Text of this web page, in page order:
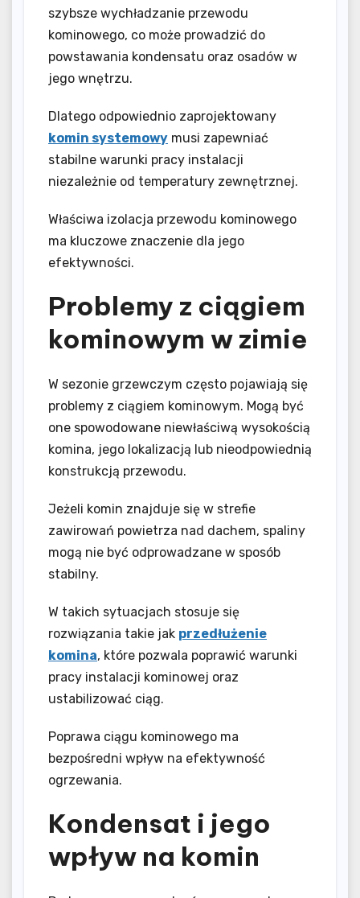
szybsze wychładzanie przewodu
kominowego, co może prowadzić do
powstawania kondensatu oraz osadów w
jego wnętrzu.
Dlatego odpowiednio zaprojektowany
komin systemowy musi zapewniać
stabilne warunki pracy instalacji
niezależnie od temperatury zewnętrznej.
Właściwa izolacja przewodu kominowego
ma kluczowe znaczenie dla jego
efektywności.
Problemy z ciągiem
kominowym w zimie
W sezonie grzewczym często pojawiają się
problemy z ciągiem kominowym. Mogą być
one spowodowane niewłaściwą wysokością
komina, jego lokalizacją lub nieodpowiednią
konstrukcją przewodu.
Jeżeli komin znajduje się w strefie
zawirowań powietrza nad dachem, spaliny
mogą nie być odprowadzane w sposób
stabilny.
W takich sytuacjach stosuje się
rozwiązania takie jak przedłużenie
komina, które pozwala poprawić warunki
pracy instalacji kominowej oraz
ustabilizować ciąg.
Poprawa ciągu kominowego ma
bezpośredni wpływ na efektywność
ogrzewania.
Kondensat i jego
wpływ na komin